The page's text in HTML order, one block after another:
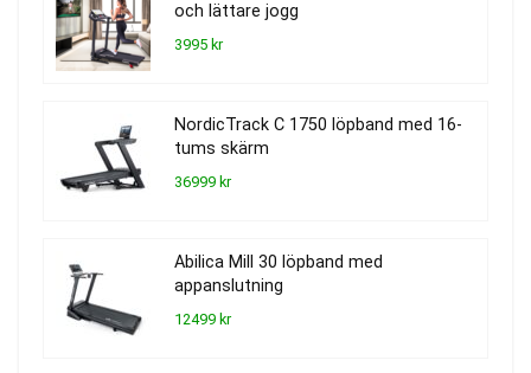
och lättare jogg
3995 kr
NordicTrack C 1750 löpband med 16-
tums skärm
36999 kr
Abilica Mill 30 löpband med
appanslutning
12499 kr